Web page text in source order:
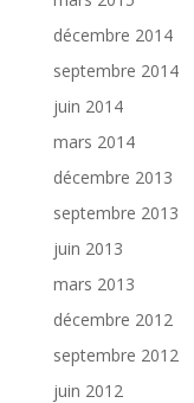
décembre 2014
septembre 2014
juin 2014
mars 2014
décembre 2013
septembre 2013
juin 2013
mars 2013
décembre 2012
septembre 2012
juin 2012